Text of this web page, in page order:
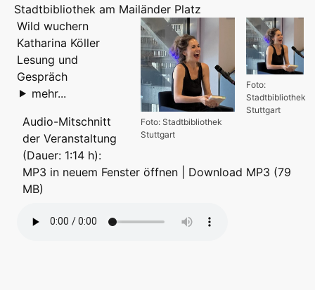
Stadtbibliothek am Mailänder Platz
Foto:
Stadtbibliothek
Stuttgart
Foto: Stadtbibliothek
Stuttgart
Wild wuchern
Katharina Köller
Lesung und
Gespräch
mehr...
Audio-Mitschnitt
der Veranstaltung
(Dauer: 1:14 h):
MP3 in neuem Fenster öffnen
Download MP3 (79
MB)